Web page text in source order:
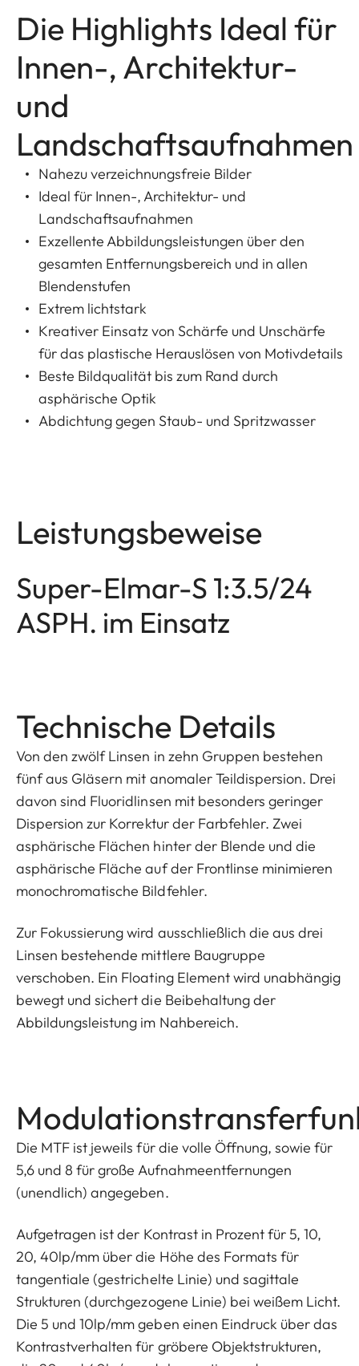
Die Highlights Ideal für
Innen-, Architektur-
und
Landschaftsaufnahmen
Nahezu verzeichnungsfreie Bilder
Ideal für Innen-, Architektur- und
Landschaftsaufnahmen
Exzellente Abbildungsleistungen über den
gesamten Entfernungsbereich und in allen
Blendenstufen
Extrem lichtstark
Kreativer Einsatz von Schärfe und Unschärfe
für das plastische Herauslösen von Motivdetails
Beste Bildqualität bis zum Rand durch
asphärische Optik
Abdichtung gegen Staub- und Spritzwasser
Leistungsbeweise
Super-Elmar-S 1:3.5/24
ASPH. im Einsatz
Technische Details
Von den zwölf Linsen in zehn Gruppen bestehen
fünf aus Gläsern mit anomaler Teildispersion. Drei
davon sind Fluoridlinsen mit besonders geringer
Dispersion zur Korrektur der Farbfehler. Zwei
asphärische Flächen hinter der Blende und die
asphärische Fläche auf der Frontlinse minimieren
monochromatische Bildfehler.
Zur Fokussierung wird ausschließlich die aus drei
Linsen bestehende mittlere Baugruppe
verschoben. Ein Floating Element wird unabhängig
bewegt und sichert die Beibehaltung der
Abbildungsleistung im Nahbereich.
Die MTF ist jeweils für die volle Öffnung, sowie für
5,6 und 8 für große Aufnahmeentfernungen
(unendlich) angegeben.
Aufgetragen ist der Kontrast in Prozent für 5, 10,
20, 40lp/mm über die Höhe des Formats für
tangentiale (gestrichelte Linie) und sagittale
Strukturen (durchgezogene Linie) bei weißem Licht.
Die 5 und 10lp/mm geben einen Eindruck über das
Kontrastverhalten für gröbere Objektstrukturen,